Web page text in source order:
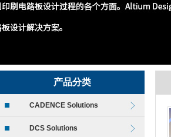
产品分类
CADENCE Solutions
DCS Solutions